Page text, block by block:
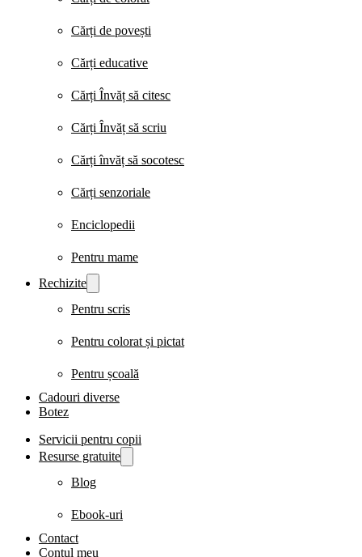
Cărți de povești
Cărți educative
Cărți Învăț să citesc
Cărți Învăț să scriu
Cărți învăț să socotesc
Cărți senzoriale
Enciclopedii
Pentru mame
Rechizite
Pentru scris
Pentru colorat și pictat
Pentru școală
Cadouri diverse
Botez
Servicii pentru copii
Resurse gratuite
Blog
Ebook-uri
Contact
Contul meu